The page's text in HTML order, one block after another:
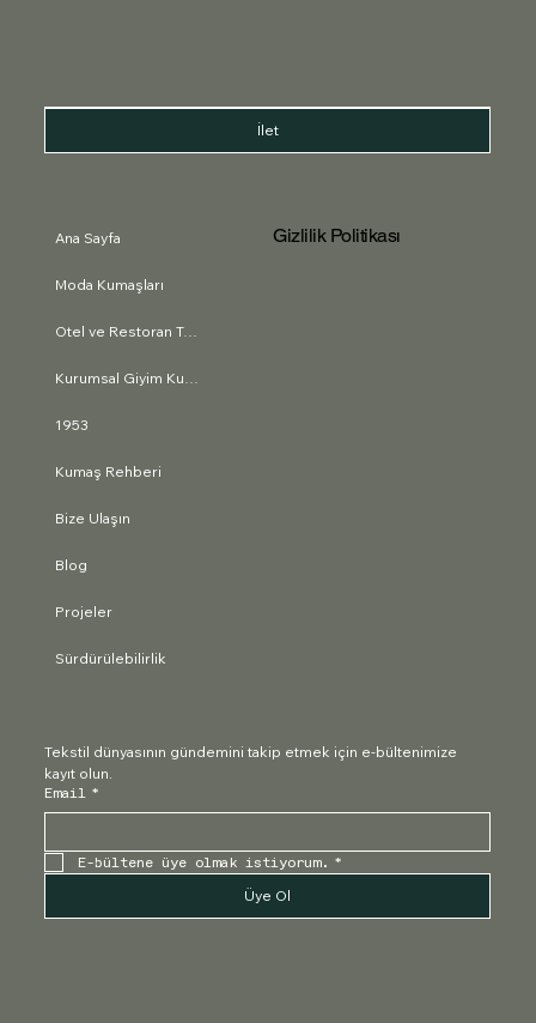
Ana Sayfa
Moda Kumaşları
Otel ve Restoran Tekstili
1953
Kumaş Rehberi
Bize Ulaşın
Blog
Projeler
Sürdürülebilirlik
Gizlilik Politikası
İlet
Tekstil dünyasının gündemini takip etmek için e-bültenimize
kayıt olun.
Email *
E-bültene üye olmak istiyorum. *
Üye Ol